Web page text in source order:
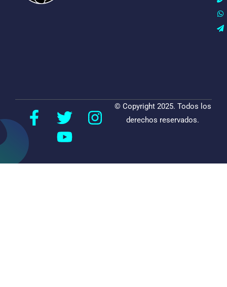
© Copyright 2025. Todos los
derechos reservados.